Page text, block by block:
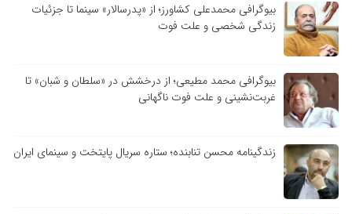
بیوگرافی محمدعلی کشاورز؛ از «پدرسالار» سینما تا جزئیات
زندگی شخصی و علت فوت
بیوگرافی محمد مطیعی؛ از درخشش در «سلطان و شبان» تا
غربت‌نشینی و علت فوت ناگهانی
زندگینامه محسن تنابنده؛ ستاره سریال پایتخت و سینمای ایران